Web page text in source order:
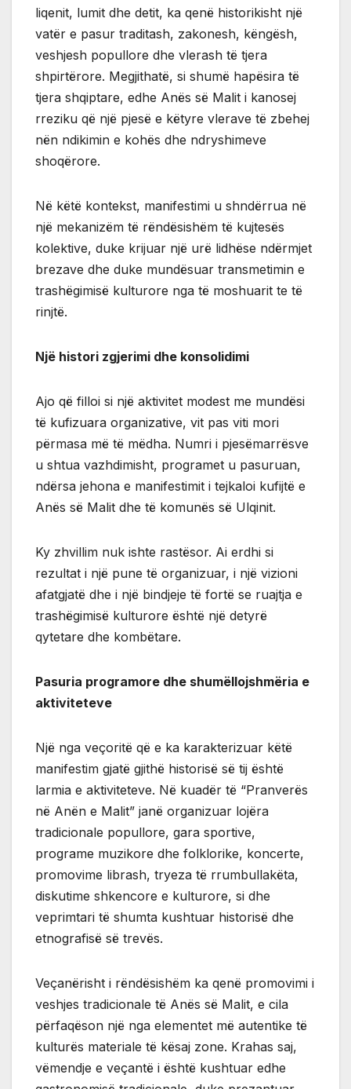
liqenit, lumit dhe detit, ka qenë historikisht një
vatër e pasur traditash, zakonesh, këngësh,
veshjesh popullore dhe vlerash të tjera
shpirtërore. Megjithatë, si shumë hapësira të
tjera shqiptare, edhe Anës së Malit i kanosej
rreziku që një pjesë e këtyre vlerave të zbehej
nën ndikimin e kohës dhe ndryshimeve
shoqërore.
Në këtë kontekst, manifestimi u shndërrua në
një mekanizëm të rëndësishëm të kujtesës
kolektive, duke krijuar një urë lidhëse ndërmjet
brezave dhe duke mundësuar transmetimin e
trashëgimisë kulturore nga të moshuarit te të
rinjtë.
Një histori zgjerimi dhe konsolidimi
Ajo që filloi si një aktivitet modest me mundësi
të kufizuara organizative, vit pas viti mori
përmasa më të mëdha. Numri i pjesëmarrësve
u shtua vazhdimisht, programet u pasuruan,
ndërsa jehona e manifestimit i tejkaloi kufijtë e
Anës së Malit dhe të komunës së Ulqinit.
Ky zhvillim nuk ishte rastësor. Ai erdhi si
rezultat i një pune të organizuar, i një vizioni
afatgjatë dhe i një bindjeje të fortë se ruajtja e
trashëgimisë kulturore është një detyrë
qytetare dhe kombëtare.
Pasuria programore dhe shumëllojshmëria e
aktiviteteve
Një nga veçoritë që e ka karakterizuar këtë
manifestim gjatë gjithë historisë së tij është
larmia e aktiviteteve. Në kuadër të “Pranverës
në Anën e Malit” janë organizuar lojëra
tradicionale popullore, gara sportive,
programe muzikore dhe folklorike, koncerte,
promovime librash, tryeza të rrumbullakëta,
diskutime shkencore e kulturore, si dhe
veprimtari të shumta kushtuar historisë dhe
etnografisë së trevës.
Veçanërisht i rëndësishëm ka qenë promovimi i
veshjes tradicionale të Anës së Malit, e cila
përfaqëson një nga elementet më autentike të
kulturës materiale të kësaj zone. Krahas saj,
vëmendje e veçantë i është kushtuar edhe